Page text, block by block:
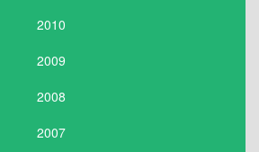
2010
2009
2008
2007